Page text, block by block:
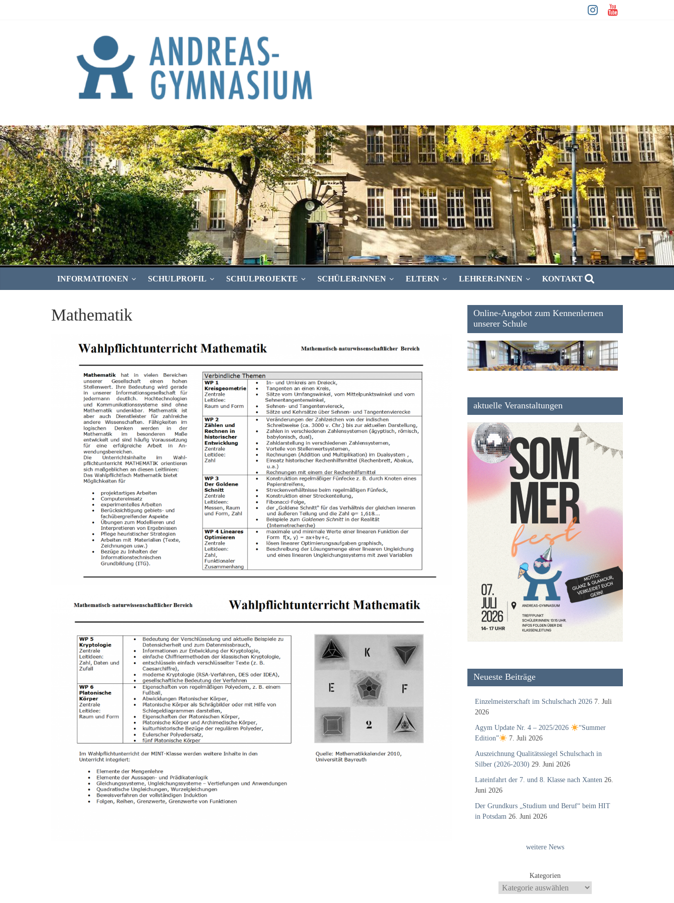
INFORMATIONEN SCHULPROFIL SCHULPROJEKTE SCHÜLER:INNEN ELTERN LEHRER:INNEN KONTAKT
Mathematik
Online-Angebot zum Kennenlernen
unserer Schule
aktuelle Veranstaltungen
Neueste Beiträge
Einzelmeisterschaft im Schulschach 2026 7. Juli
2026
Agym Update Nr. 4 – 2025/2026
“Summer
Edition”
7. Juli 2026
Auszeichnung Qualitätssiegel Schulschach in
Silber (2026-2030) 29. Juni 2026
Lateinfahrt der 7. und 8. Klasse nach Xanten 26.
Juni 2026
Der Grundkurs „Studium und Beruf“ beim HIT
in Potsdam 26. Juni 2026
weitere News
Kategorien